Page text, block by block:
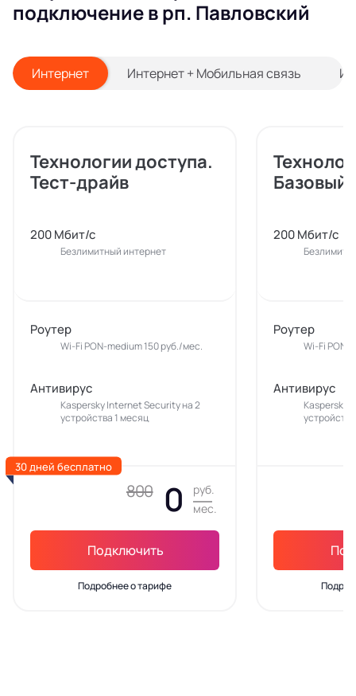
подключение в рп. Павловский
Интернет Интернет + Мобильная связь
Технологии доступа.
Тест-драйв
200 Мбит/с
Безлимитный интернет
Роутер
Wi-Fi PON-medium 150 руб./мес.
Антивирус
Kaspersky Internet Security на 2
устройства 1 месяц
800 0
руб.
мес.
Подключить
Подробнее о тарифе
30 дней бесплатно
Базовый
200 Мбит/с
Роутер
Wi-Fi PON-
Антивирус
Kaspersky